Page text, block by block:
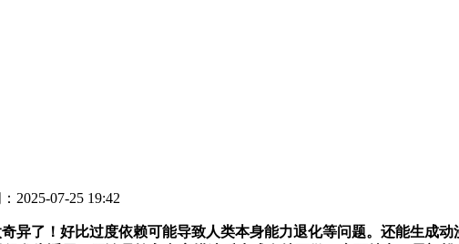
2025-07-25 19:42
了！好比过度依赖可能导致人类本身能力退化等问题。还能生成动